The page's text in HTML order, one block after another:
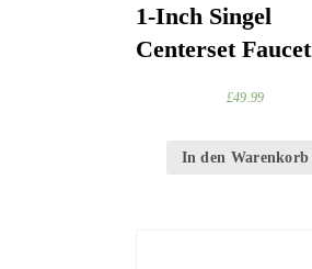
1-Inch Singel
Centerset Faucet
£49.99
In den Warenkorb